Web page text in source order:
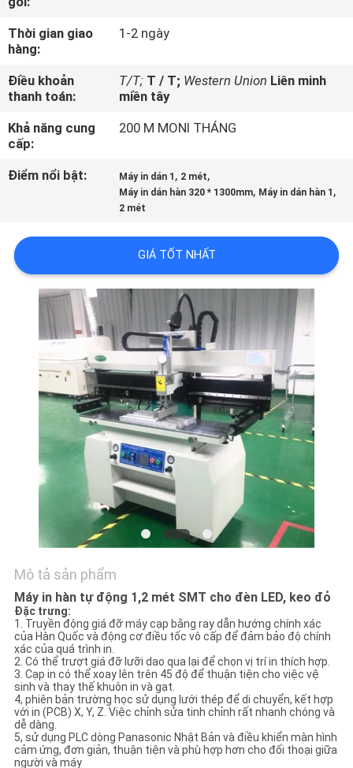
CHUYẾN
THAM
QUAN
NHÀ
MÁY
KIỂM
LƯỢNG
LIÊN
CHÚNG
TỨC
SHOPPING
ON
LINE
SƠ
ĐỒ
TRANG
WEB
Thời gian giao
hàng:
1-2 ngày
Điều khoản
thanh toán:
T/T; T / T; Western Union Liên minh
miền tây
Khả năng cung
cấp:
200 M MONI THÁNG
Điểm nổi bật: Máy in dán 1 , 2 mét,
Máy in dán hàn 320 * 1300mm, Máy in dán hàn 1 ,
2 mét
GIÁ TỐT NHẤT
Mô tả sản phẩm
Máy in hàn tự động 1,2 mét SMT cho đèn LED, keo đỏ
Đặc trưng:
1. Truyền động giá đỡ máy cạp bằng ray dẫn hướng chính xác
của Hàn Quốc và động cơ điều tốc vô cấp để đảm bảo độ chính
xác của quá trình in.
2. Có thể trượt giá đỡ lưỡi dao qua lại để chọn vị trí in thích hợp.
3. Cạp in có thể xoay lên trên 45 độ để thuận tiện cho việc vệ
sinh và thay thế khuôn in và gạt.
4, phiên bản trường học sử dụng lưới thép để di chuyển, kết hợp
với in (PCB) X, Y, Z. Việc chỉnh sửa tinh chỉnh rất nhanh chóng và
dễ dàng.
5, sử dụng PLC dòng Panasonic Nhật Bản và điều khiển màn hình
cảm ứng, đơn giản, thuận tiện và phù hợp hơn cho đối thoại giữa
người và máy